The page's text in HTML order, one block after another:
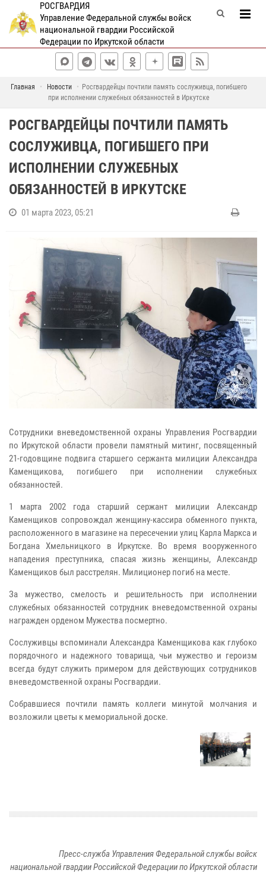
РОСГВАРДИЯ
Управление Федеральной службы войск
национальной гвардии Российской
Федерации по Иркутской области
Главная Новости
Росгвардейцы почтили память сослуживца, погибшего
при исполнении служебных обязанностей в Иркутске
РОСГВАРДЕЙЦЫ ПОЧТИЛИ ПАМЯТЬ
СОСЛУЖИВЦА, ПОГИБШЕГО ПРИ
ИСПОЛНЕНИИ СЛУЖЕБНЫХ
ОБЯЗАННОСТЕЙ В ИРКУТСКЕ
01 марта 2023, 05:21
Сотрудники вневедомственной охраны Управления Росгвардии
по Иркутской области провели памятный митинг, посвященный
21-годовщине подвига старшего сержанта милиции Александра
Каменщикова, погибшего при исполнении служебных
обязанностей.
1 марта 2002 года старший сержант милиции Александр
Каменщиков сопровождал женщину-кассира обменного пункта,
расположенного в магазине на пересечении улиц Карла Маркса и
Богдана Хмельницкого в Иркутске. Во время вооруженного
нападения преступника, спасая жизнь женщины, Александр
Каменщиков был расстрелян. Милиционер погиб на месте.
За мужество, смелость и решительность при исполнении
служебных обязанностей сотрудник вневедомственной охраны
награжден орденом Мужества посмертно.
Сослуживцы вспоминали Александра Каменщикова как глубоко
порядочного и надежного товарища, чьи мужество и героизм
всегда будут служить примером для действующих сотрудников
вневедомственной охраны Росгвардии.
Собравшиеся почтили память коллеги минутой молчания и
возложили цветы к мемориальной доске.
Пресс-служба Управления Федеральной службы войск
национальной гвардии Российской Федерации по Иркутской области